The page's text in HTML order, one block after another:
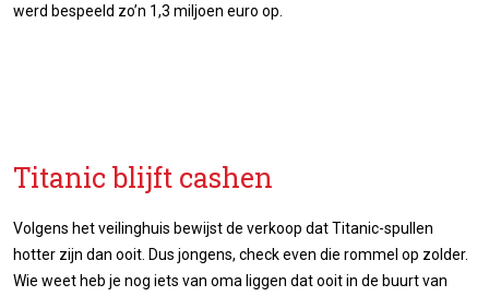
werd bespeeld zo’n 1,3 miljoen euro op.
Titanic blijft cashen
Volgens het veilinghuis bewijst de verkoop dat Titanic-spullen
hotter zijn dan ooit. Dus jongens, check even die rommel op zolder.
Wie weet heb je nog iets van oma liggen dat ooit in de buurt van